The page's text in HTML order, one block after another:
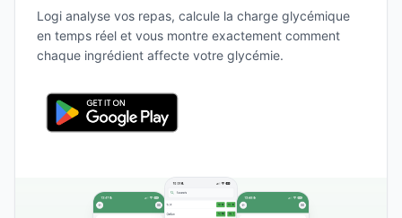
Logi analyse vos repas, calcule la charge glycémique
en temps réel et vous montre exactement comment
chaque ingrédient affecte votre glycémie.